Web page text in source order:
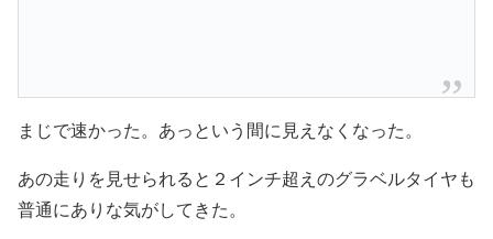
まじで速かった。あっという間に見えなくなった。
あの走りを見せられると２インチ超えのグラベルタイヤも
普通にありな気がしてきた。